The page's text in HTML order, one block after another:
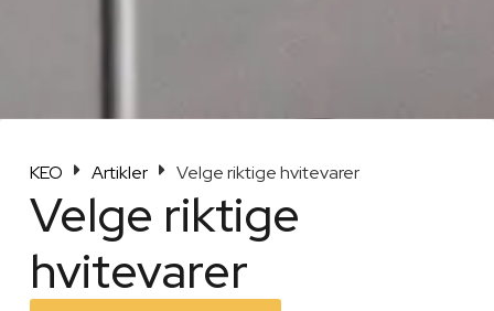
KEO Artikler Velge riktige hvitevarer
Velge riktige
hvitevarer